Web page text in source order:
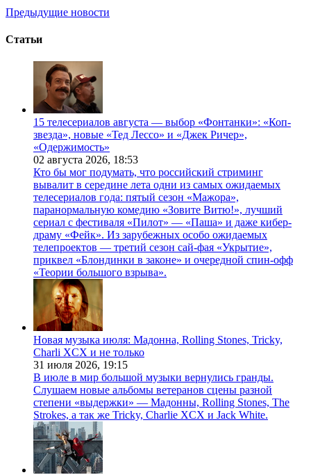
Предыдущие новости
Статьи
15 телесериалов августа — выбор «Фонтанки»: «Коп-
звезда», новые «Тед Лессо» и «Джек Ричер»,
«Одержимость»
02 августа 2026, 18:53
Кто бы мог подумать, что российский стриминг
вывалит в середине лета одни из самых ожидаемых
телесериалов года: пятый сезон «Мажора»,
паранормальную комедию «Зовите Витю!», лучший
сериал с фестиваля «Пилот» — «Паша» и даже кибер-
драму «Фейк». Из зарубежных особо ожидаемых
телепроектов — третий сезон сай-фая «Укрытие»,
приквел «Блондинки в законе» и очередной спин-офф
«Теории большого взрыва».
Новая музыка июля: Мадонна, Rolling Stones, Tricky,
Charli XCX и не только
31 июля 2026, 19:15
В июле в мир большой музыки вернулись гранды.
Слушаем новые альбомы ветеранов сцены разной
степени «выдержки» — Мадонны, Rolling Stones, The
Strokes, а так же Tricky, Charlie XCX и Jack White.